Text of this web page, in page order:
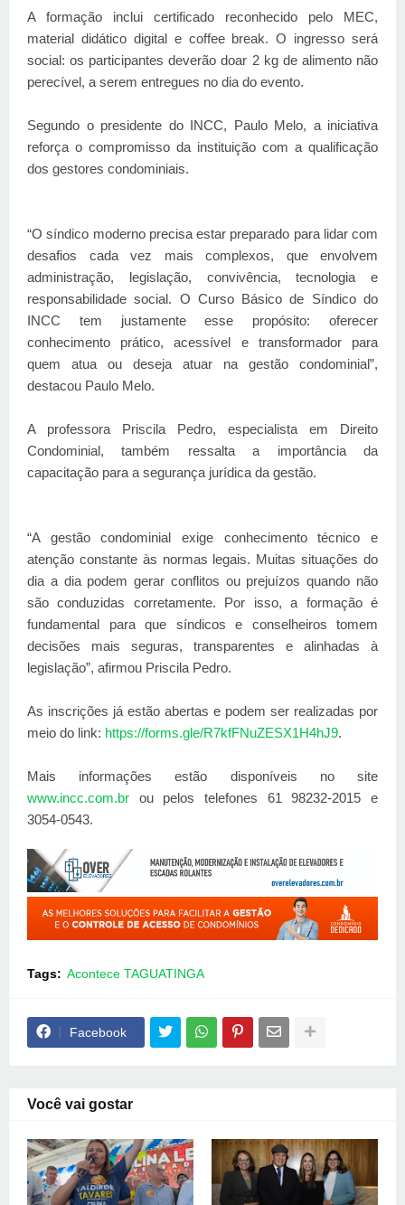
A formação inclui certificado reconhecido pelo MEC,
material didático digital e coffee break. O ingresso será
social: os participantes deverão doar 2 kg de alimento não
perecível, a serem entregues no dia do evento.
Segundo o presidente do INCC, Paulo Melo, a iniciativa
reforça o compromisso da instituição com a qualificação
dos gestores condominiais.
“O síndico moderno precisa estar preparado para lidar com
desafios cada vez mais complexos, que envolvem
administração, legislação, convivência, tecnologia e
responsabilidade social. O Curso Básico de Síndico do
INCC tem justamente esse propósito: oferecer
conhecimento prático, acessível e transformador para
quem atua ou deseja atuar na gestão condominial”,
destacou Paulo Melo.
A professora Priscila Pedro, especialista em Direito
Condominial, também ressalta a importância da
capacitação para a segurança jurídica da gestão.
“A gestão condominial exige conhecimento técnico e
atenção constante às normas legais. Muitas situações do
dia a dia podem gerar conflitos ou prejuízos quando não
são conduzidas corretamente. Por isso, a formação é
fundamental para que síndicos e conselheiros tomem
decisões mais seguras, transparentes e alinhadas à
legislação”, afirmou Priscila Pedro.
As inscrições já estão abertas e podem ser realizadas por
meio do link: https://forms.gle/R7kfFNuZESX1H4hJ9.
Mais informações estão disponíveis no site
www.incc.com.br ou pelos telefones 61 98232-2015 e
3054-0543.
Tags: Acontece TAGUATINGA
Facebook
Você vai gostar